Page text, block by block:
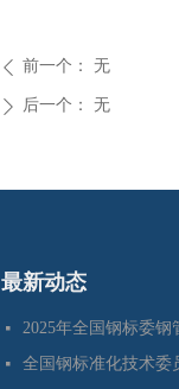
ꄴ 前一个： 无
ꄲ 后一个： 无
最新动态
넷
넷